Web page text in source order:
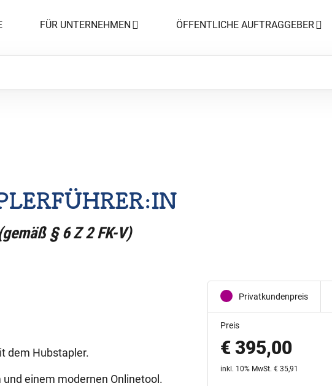
FÜR UNTERNEHMEN ÖFFENTLICHE AUFTRAGGEBER
§ 6 Z 2 FK-V)
dem Hubstapler.
einem modernen Onlinetool.
Privatkundenpreis
Preis
€ 395,00
inkl. 10% MwSt. € 35,91